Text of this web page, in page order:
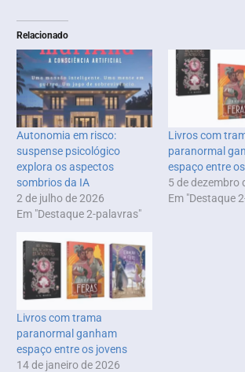
Relacionado
Autonomia em risco:
suspense psicológico
explora os aspectos
sombrios da IA
2 de julho de 2026
Em "Destaque 2-palavras"
Livros com
paranormal
espaço entre
5 de dezembro
Em "Destaque
Livros com trama
paranormal ganham
espaço entre os jovens
14 de janeiro de 2026